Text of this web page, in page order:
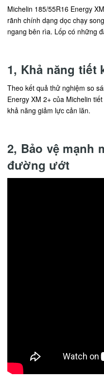
Michelin 185/55R16 Energy
rãnh chính dạng dọc chạy
ngang bên rìa. Lốp có những
1, Khả năng tiết
Theo kết quả thử nghiệm so
Energy XM 2+ của Michelin
khả năng giảm lực cản lăn.
2, Bảo vệ mạnh
đường ướt